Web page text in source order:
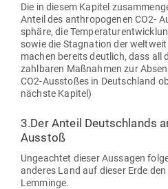
Die in diesem Kapitel
Anteil des anthro­po­genen CO2-
sphäre, die
sowie die Sta­gnation der
machen bereits deutlich, dass all
zahl­baren Maß­nahmen zur
CO2-Aus­stoßes in Deutschland
nächste Kapitel)
3.Der Anteil Deutsch­lands
Ausstoß
Unge­achtet dieser Aus­sagen
anderes Land auf dieser Erde
Lemminge.